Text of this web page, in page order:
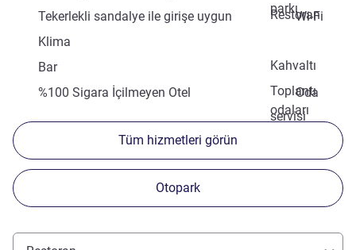
parkı
Restoran
Tekerlekli sandalye ile girişe uygun
Wi-Fi
Klima
Kahvaltı
Bar
Toplantı
odaları
%100 Sigara İçilmeyen Otel
Oda
servisi
Tüm hizmetleri görün
Otopark